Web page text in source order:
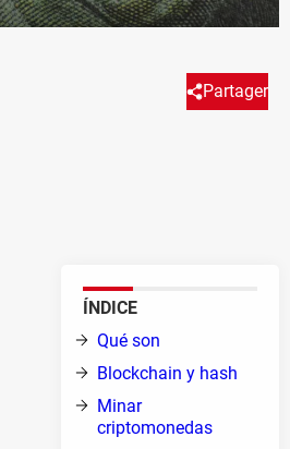
Partager
y facilidad de trading desde
como Bitcoin o
sobre tu wallet.
ÍNDICE
Qué son
Blockchain y hash
Minar
criptomonedas